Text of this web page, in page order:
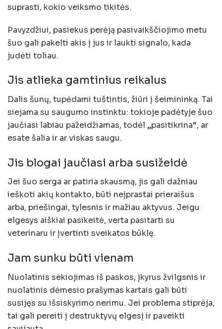
suprasti, kokio veiksmo tikitės.
Pavyzdžiui, pasiekus perėją pasivaikščiojimo metu
šuo gali pakelti akis į jus ir laukti signalo, kada
judėti toliau.
Jis atlieka gamtinius reikalus
Dalis šunų, tupėdami tuštintis, žiūri į šeimininką. Tai
siejama su saugumo instinktu: tokioje padėtyje šuo
jaučiasi labiau pažeidžiamas, todėl „pasitikrina“, ar
esate šalia ir ar viskas saugu.
Jis blogai jaučiasi arba susižeidė
Jei šuo serga ar patiria skausmą, jis gali dažniau
ieškoti akių kontakto, būti neįprastai prieraišus
arba, priešingai, tylesnis ir mažiau aktyvus. Jeigu
elgesys aiškiai pasikeitė, verta pasitarti su
veterinaru ir įvertinti sveikatos būklę.
Jam sunku būti vienam
Nuolatinis sekiojimas iš paskos, įkyrus žvilgsnis ir
nuolatinis dėmesio prašymas kartais gali būti
susijęs su išsiskyrimo nerimu. Jei problema stiprėja,
tai gali pereiti į destruktyvų elgesį ir paveikti